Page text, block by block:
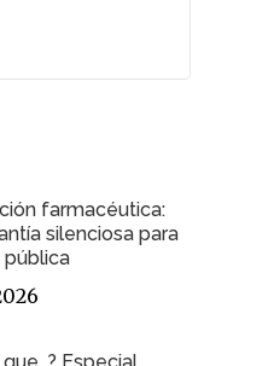
farmacéutica:
silenciosa para
pública